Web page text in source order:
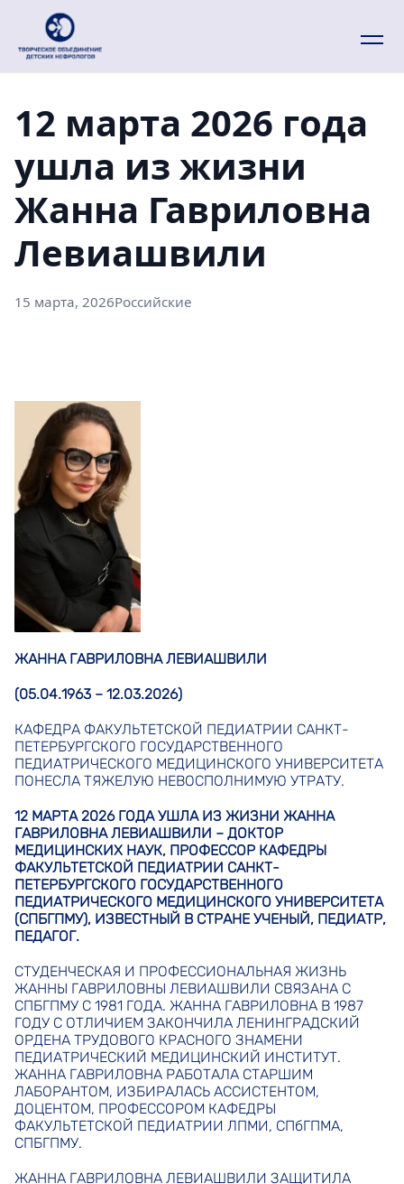
12 марта 2026 года
ушла из жизни
Жанна Гавриловна
Левиашвили
15 марта, 2026Российские
ЖАННА ГАВРИЛОВНА ЛЕВИАШВИЛИ
(05.04.1963 – 12.03.2026)
КАФЕДРА ФАКУЛЬТЕТСКОЙ ПЕДИАТРИИ САНКТ-
ПЕТЕРБУРГСКОГО ГОСУДАРСТВЕННОГО
ПЕДИАТРИЧЕСКОГО МЕДИЦИНСКОГО УНИВЕРСИТЕТА
ПОНЕСЛА ТЯЖЕЛУЮ НЕВОСПОЛНИМУЮ УТРАТУ.
12 МАРТА 2026 ГОДА УШЛА ИЗ ЖИЗНИ ЖАННА
ГАВРИЛОВНА ЛЕВИАШВИЛИ – ДОКТОР
МЕДИЦИНСКИХ НАУК, ПРОФЕССОР КАФЕДРЫ
ФАКУЛЬТЕТСКОЙ ПЕДИАТРИИ САНКТ-
ПЕТЕРБУРГСКОГО ГОСУДАРСТВЕННОГО
ПЕДИАТРИЧЕСКОГО МЕДИЦИНСКОГО УНИВЕРСИТЕТА
(СПБГПМУ), ИЗВЕСТНЫЙ В СТРАНЕ УЧЕНЫЙ, ПЕДИАТР,
ПЕДАГОГ.
СТУДЕНЧЕСКАЯ И ПРОФЕССИОНАЛЬНАЯ ЖИЗНЬ
ЖАННЫ ГАВРИЛОВНЫ ЛЕВИАШВИЛИ СВЯЗАНА С
СПБГПМУ С 1981 ГОДА. ЖАННА ГАВРИЛОВНА В 1987
ГОДУ С ОТЛИЧИЕМ ЗАКОНЧИЛА ЛЕНИНГРАДСКИЙ
ОРДЕНА ТРУДОВОГО КРАСНОГО ЗНАМЕНИ
ПЕДИАТРИЧЕСКИЙ МЕДИЦИНСКИЙ ИНСТИТУТ.
ЖАННА ГАВРИЛОВНА РАБОТАЛА СТАРШИМ
ЛАБОРАНТОМ, ИЗБИРАЛАСЬ АССИСТЕНТОМ,
ДОЦЕНТОМ, ПРОФЕССОРОМ КАФЕДРЫ
ФАКУЛЬТЕТСКОЙ ПЕДИАТРИИ ЛПМИ, СПбГПМА,
СПБГПМУ.
ЖАННА ГАВРИЛОВНА ЛЕВИАШВИЛИ ЗАЩИТИЛА